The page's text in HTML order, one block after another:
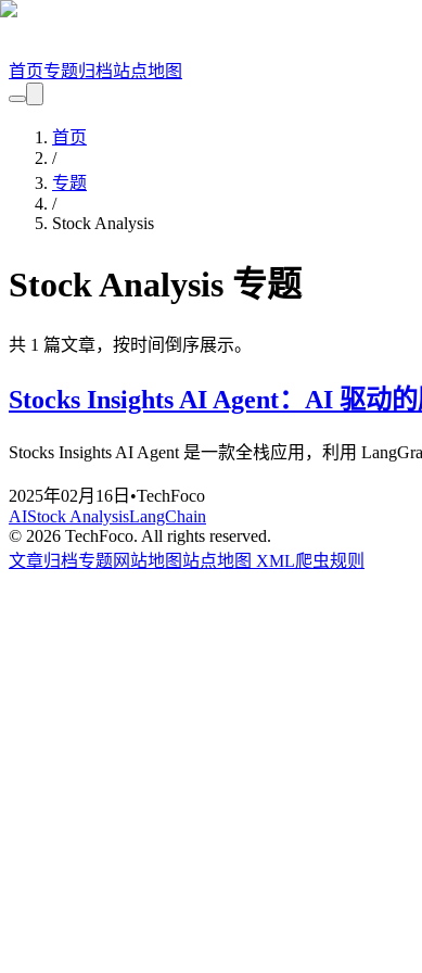
首页专题归档站点地图
首页
/
专题
/
Stock Analysis
Stock Analysis 专题
共 1 篇文章，按时间倒序展示。
Stocks Insights AI Agent：AI 驱动
Stocks Insights AI Agent 是一款全栈应用，利用
2025年02月16日 •TechFoco
AIStock AnalysisLangChain
© 2026 TechFoco. All rights reserved.
文章归档专题 网站地图 站点地图 XML爬虫规则